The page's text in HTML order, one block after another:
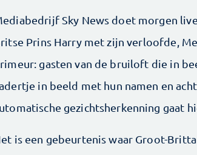
Sky News doet morgen
Prins Harry met zijn verloofde,
gasten van de bruiloft die in
in beeld met hun namen en
gezichtsherkenning gaat
is een gebeurtenis waar Groot-